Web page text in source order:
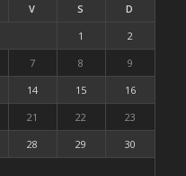
V S
D
1
2
7 8
9
14 15
16
21 22
23
28 29
30